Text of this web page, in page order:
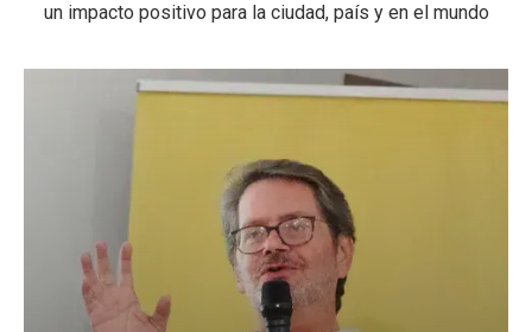
un impacto positivo para la ciudad, país y en el mundo